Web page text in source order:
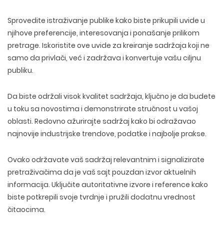
WEB I GRAFIČKI DIZAJNILUSTRACIJE
DIGITALNI MARKETING
DRUŠTVENE MREŽE
Sprovedite istraživanje publike kako biste prikupili uvide u
njihove preferencije, interesovanja i ponašanje prilikom
pretrage. Iskoristite ove uvide za kreiranje sadržaja koji ne
samo da privlači, već i zadržava i konvertuje vašu ciljnu
publiku.
Da biste održali visok kvalitet sadržaja, ključno je da budete
u toku sa novostima i demonstrirate stručnost u vašoj
oblasti. Redovno ažurirajte sadržaj kako bi odražavao
najnovije industrijske trendove, podatke i najbolje prakse.
Ovako održavate vaš sadržaj relevantnim i signalizirate
pretraživačima da je vaš sajt pouzdan izvor aktuelnih
informacija. Uključite autoritativne izvore i reference kako
biste potkrepili svoje tvrdnje i pružili dodatnu vrednost
čitaocima.